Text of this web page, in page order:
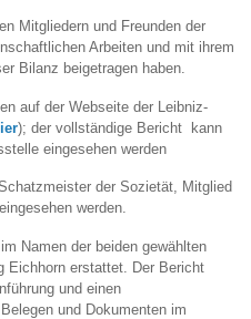
Mitgliedern und Freunden der
Arbeiten und mit ihrem
Bilanz beigetragen haben.
auf der Webseite der Leibniz-
); der vollständige Bericht kann
eingesehen werden
der Sozietät, Mitglied
werden.
Namen der beiden gewählten
Eichhorn erstattet. Der Bericht
und einen
und Dokumenten im